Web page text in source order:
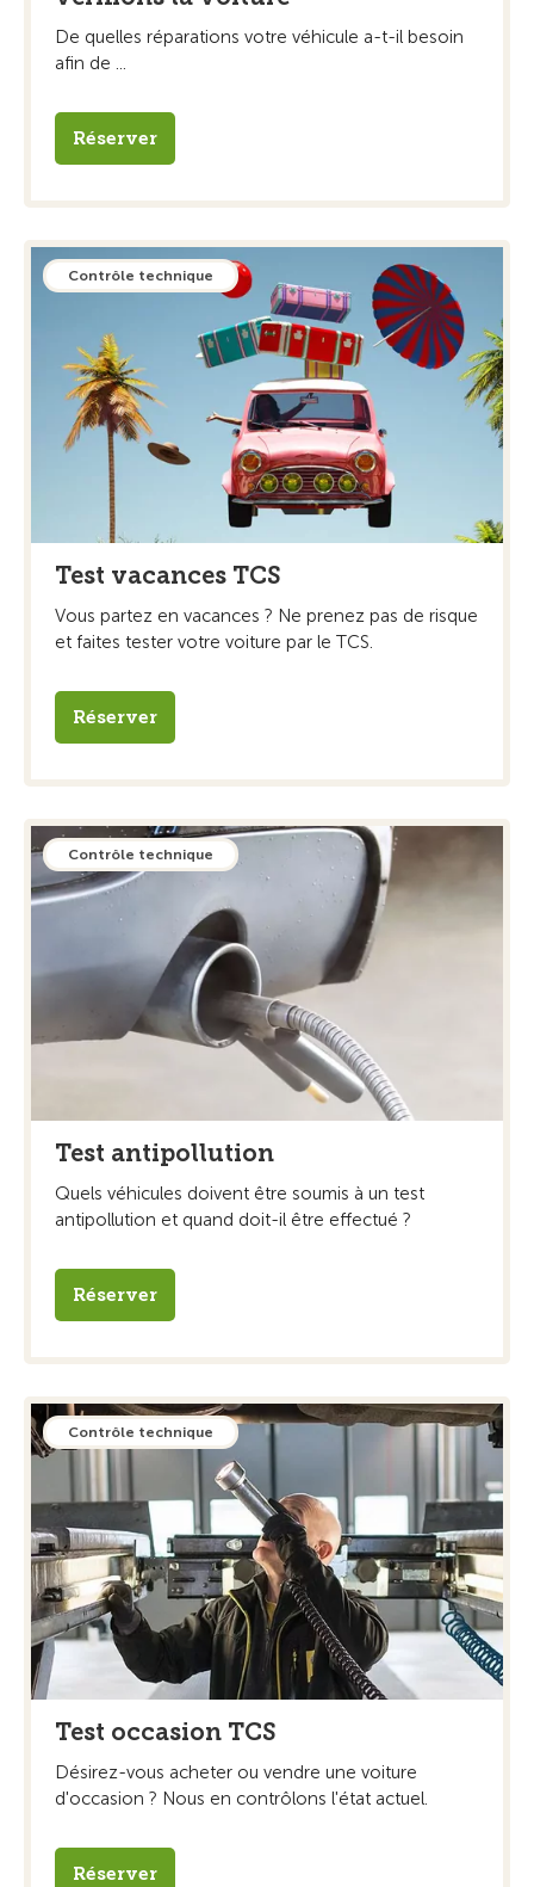
De quelles réparations votre véhicule a-t-il besoin
afin de ...
Réserver
Contrôle technique
Test vacances TCS
Vous partez en vacances ? Ne prenez pas de risque
et faites tester votre voiture par le TCS.
Réserver
Contrôle technique
Test antipollution
Quels véhicules doivent être soumis à un test
antipollution et quand doit-il être effectué ?
Réserver
Contrôle technique
Test occasion TCS
Désirez-vous acheter ou vendre une voiture
d'occasion ? Nous en contrôlons l'état actuel.
Réserver